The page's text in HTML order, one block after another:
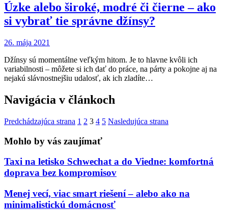
Úzke alebo široké, modré či čierne – ako
si vybrať tie správne džínsy?
26. mája 2021
Džínsy sú momentálne veľkým hitom. Je to hlavne kvôli ich
variabilnosti – môžete si ich dať do práce, na párty a pokojne aj na
nejakú slávnostnejšiu udalosť, ak ich zladíte…
Navigácia v článkoch
Predchádzajúca strana 1 2 3 4 5 Nasledujúca strana
Mohlo by vás zaujímať
Taxi na letisko Schwechat a do Viedne: komfortná
doprava bez kompromisov
Menej vecí, viac smart riešení – alebo ako na
minimalistickú domácnosť